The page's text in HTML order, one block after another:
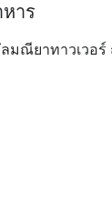
าร
มณียาทาวเวอ